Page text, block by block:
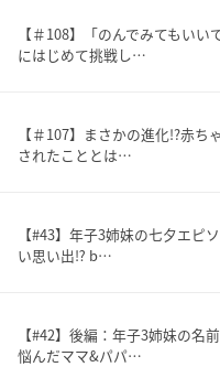
【＃108】「のんでみてもい
にはじめて挑戦し…
【＃107】まさかの進化!?赤
されたこととは…
【#43】年子3姉妹の七夕エピ
い思い出⁉︎ b…
【#42】後編：年子3姉妹の名
悩んだママ&パパ…